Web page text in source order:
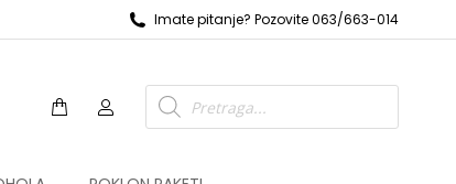
Imate pitanje? Pozovite 063/663-014